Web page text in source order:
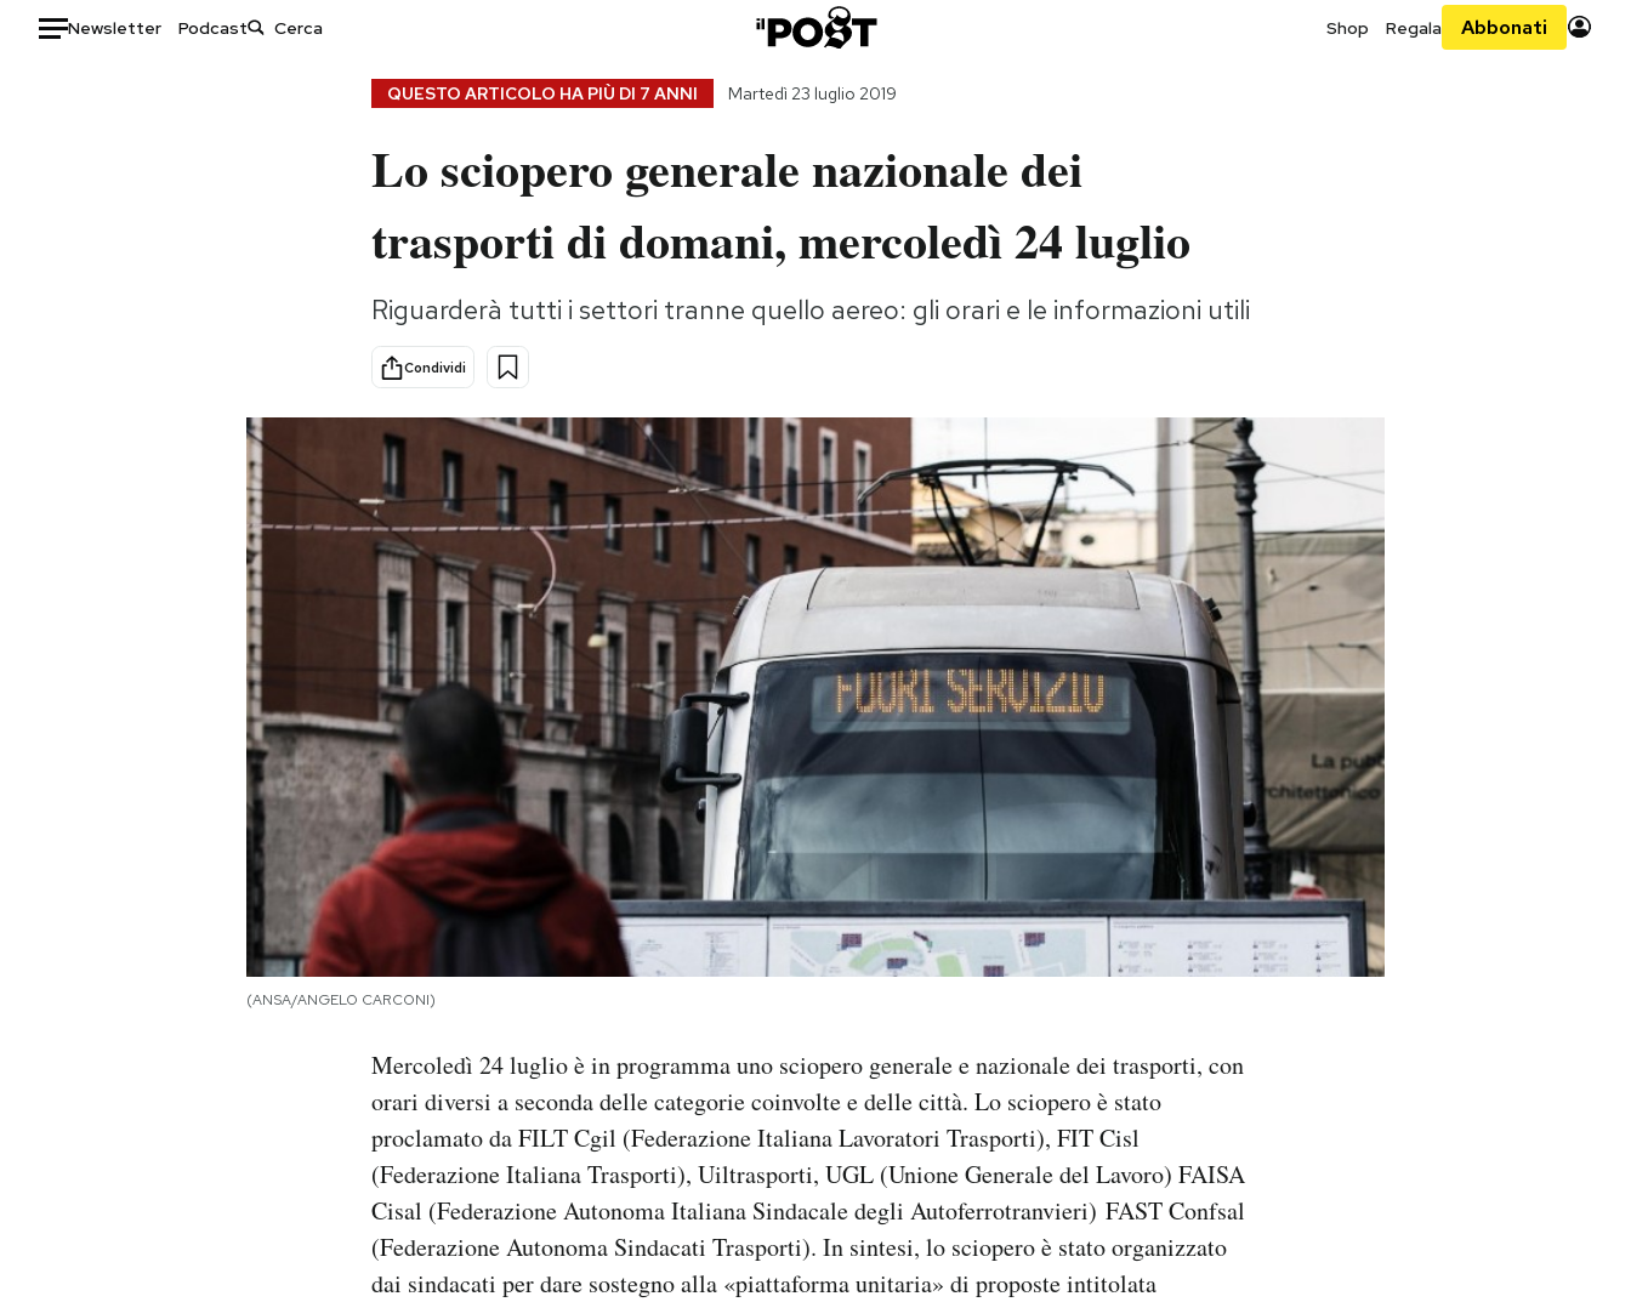
Newsletter Podcast Shop Regala Abbonati
Storie/Idee
Ok Boomer!
Europa
Mondiali calcio 2026
AREA PERSONALE
QUESTO ARTICOLO HA PIÙ DI 7 ANNI Martedì 23 luglio 2019
Lo sciopero generale nazionale dei
trasporti di domani, mercoledì 24 luglio
Riguarderà tutti i settori tranne quello aereo: gli orari e le informazioni utili
Condividi
(ANSA/ANGELO CARCONI)
Mercoledì 24 luglio è in programma uno sciopero generale e nazionale dei trasporti, con
orari diversi a seconda delle categorie coinvolte e delle città. Lo sciopero è stato
proclamato da FILT Cgil (Federazione Italiana Lavoratori Trasporti), FIT Cisl
(Federazione Italiana Trasporti), Uiltrasporti, UGL (Unione Generale del Lavoro) FAISA
Cisal (Federazione Autonoma Italiana Sindacale degli Autoferrotranvieri) FAST Confsal
(Federazione Autonoma Sindacati Trasporti). In sintesi, lo sciopero è stato organizzato
dai sindacati per dare sostegno alla «piattaforma unitaria» di proposte intitolata